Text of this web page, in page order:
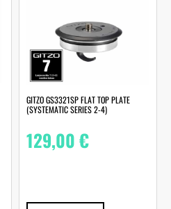
GITZO GS3321SP FLAT TOP PLATE
(SYSTEMATIC SERIES 2-4)
129,00€